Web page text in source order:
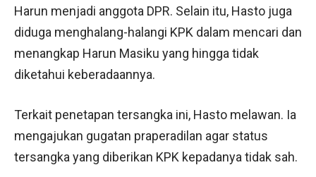
Harun menjadi anggota DPR. Selain itu, Hasto juga
diduga menghalang-halangi KPK dalam mencari dan
menangkap Harun Masiku yang hingga tidak
diketahui keberadaannya.
Terkait penetapan tersangka ini, Hasto melawan. Ia
mengajukan gugatan praperadilan agar status
tersangka yang diberikan KPK kepadanya tidak sah.